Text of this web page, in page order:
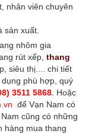
nhân viên chuyên
sản xuất.
nhôm gia
rút xếp, thang
siêu thị.... chi tiết
phù hợp, quý
3511 5868 . Hoặc
để Vạn Nam có
cũng có những
hàng mua thang